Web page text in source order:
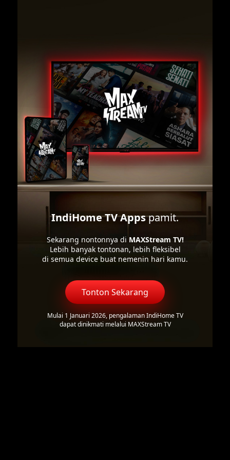
IndiHome TV Appspamit.
Sekarang nontonnya di MAXStream TV!
Lebih banyak tontonan, lebih fleksibel
di semua device buat nemenin hari kamu.
Tonton Sekarang
Mulai 1 Januari 2026, pengalaman IndiHome TV
dapat dinikmati melalui MAXStream TV